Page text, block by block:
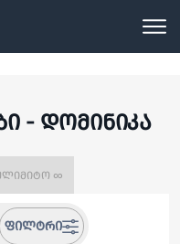
- დომინიკა
ულიმიტო ∞
ᲤᲘᲚᲢᲠᲘ